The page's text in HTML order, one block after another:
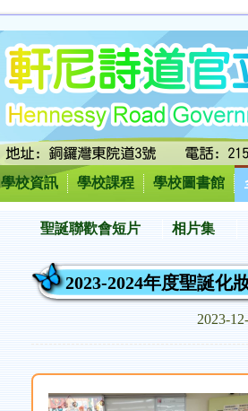
學校資訊 學校課程 學校圖書館
聖誕聯歡會短片 相片集
2023-2024年度聖誕化
2023-